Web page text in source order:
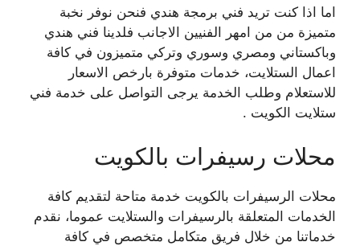
اما اذا كنت تريد فني برمجة هندي فنحن نوفر نخبة
متميزة من من امهر الفنيين الاجانب فلدينا فني هندي
وباكستاني ومصري وسوري وتركي متميزون في كافة
اعمال الستلايت، خدمات متوفرة بارخص الاسعار
للاستعلام وطلب الخدمة يرجى التواصل على خدمة فني
ستلايت الكويت .
محلات رسيفرات بالكويت
محلات الرسيفرات بالكويت خدمة متاحة لتقديم كافة
الخدمات المتعلقة بالرسيفرات والستلايت عموما، نقدم
خدماتنا من خلال فريق متكامل متخصص في كافة